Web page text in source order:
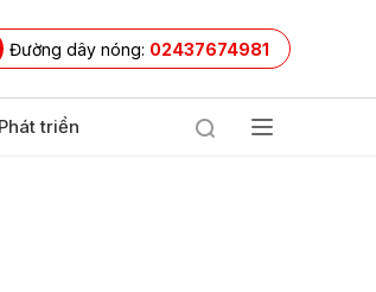
Đường dây nóng: 02437674981
triển